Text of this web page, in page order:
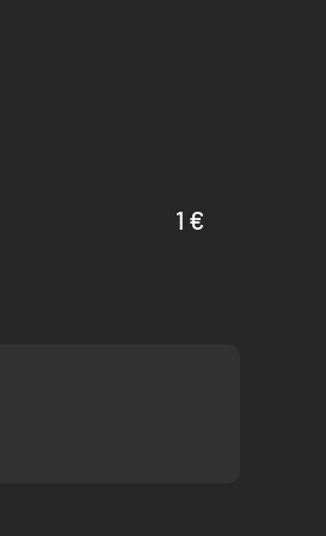
sul ChromaGun Mark II
1 €